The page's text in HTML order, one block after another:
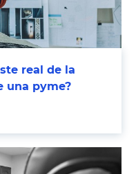
real de la
una pyme?